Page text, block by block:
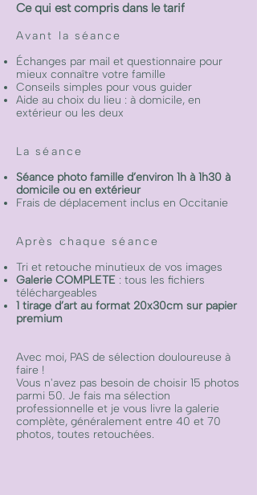
Ce qui est compris dans le tarif​
Avant la séance
Échanges par mail et questionnaire pour
mieux connaître votre famille
Conseils simples pour vous guider
Aide au choix du lieu : à domicile, en
extérieur ou les deux
La séance
Séance photo famille d’environ 1h à 1h30 à
domicile ou en extérieur
Frais de déplacement inclus en Occitanie
Après chaque séance
Tri et retouche minutieux de vos images
Galerie COMPLETE : tous les fichiers
téléchargeables
1 tirage d’art au format 20x30cm sur papier
premium
Avec moi, PAS de sélection douloureuse à
faire !
Vous n'avez pas besoin de choisir 15 photos
parmi 50. Je fais ma sélection
professionnelle et je vous livre la galerie
complète, généralement entre 40 et 70
photos, toutes retouchées.